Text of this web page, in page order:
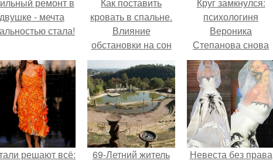
двушке - мечта
стала!
кровать в спальне.
Влияние
обстановки на сон
психологиня
Вероника
Степанова снова
вышла замуж за
собственного
бывшего мужа.
решают всё:
69-Летний житель
Невеста без права